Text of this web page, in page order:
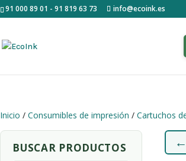
91 000 89 01 - 91 819 63 73 info@ecoink.es
Inicio /Consumibles de impresión /Cartuchos
BUSCAR PRODUCTOS